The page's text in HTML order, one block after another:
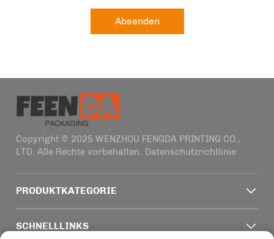
Absenden
Copyright © 2025 WENZHOU FENGDA PRINTING CO.,
LTD. Alle Rechte vorbehalten. Datenschutzrichtlinie
PRODUKTKATEGORIE
SCHNELLLINKS